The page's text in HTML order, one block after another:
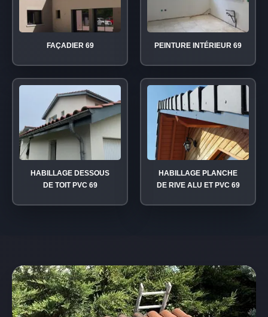
FAÇADIER 69 PEINTURE INTÉRIEUR 69
HABILLAGE DESSOUS
DE TOIT PVC 69
HABILLAGE PLANCHE
DE RIVE ALU ET PVC 69